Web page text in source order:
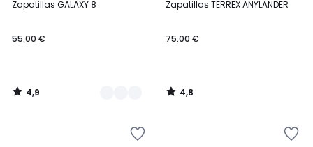
Zapatillas GALAXY 8
55.00 €
/ 5
Colores
4,9
/
Zapatillas TERREX ANYLANDER
75.00 €
/ 5
4,8
/